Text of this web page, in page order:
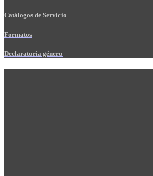
Catálogos de Servicio
Formatos
Declaratoria género